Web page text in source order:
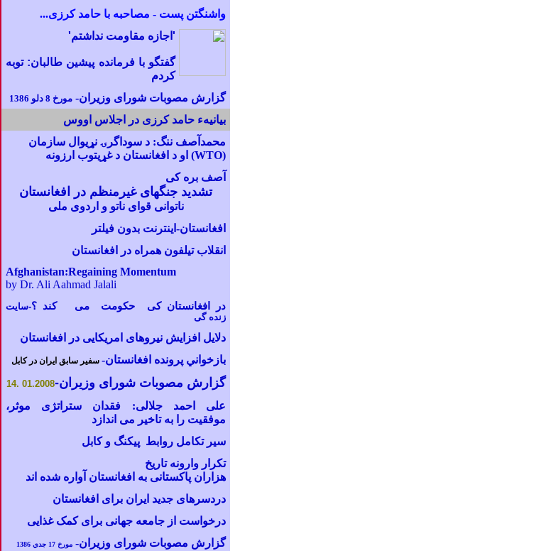
واشنگتن پست - مصاحبه با حامد کرزی...
'اجازه مقاومت نداشتم'
گفتگو با فرمانده پیشین طالبان: توبه
کردم
گزارش مصوبات شورای وزیران- مورخ 8 دلو 1386
بیانیهء حامد کرزی در اجلاس اووس
محمدآصف ننگ: د سوداگرۍ نړيوال سازمان
(WTO) او د افغانستان د غړيتوب ارزونه
آصف بره کی
تشدید جنگهای غیرمنظم در افغانستان
ناتوانی قوای ناتو و اردوی ملی
افغانستان- اينترنت بدون فيلتر
انقلابتیلفون همراه در افغانستان
Afghanistan:Regaining Momentum
by Dr. Ali Aahmad Jalali
در افغانستان کی حکومت می کند ؟-سایت
زنده گی
دلایل افزایش نیروهای مریکایی در افغانستان
بازخواني پرونده افغانستان- سفير سابق ايران در كابل
گزارش مصوبات شورای وزیران-
01.2008 .
14
علی احمد جلالی: فقدان ستراتژی موثر،
موفقیت را به تاخیر می اندازد
سیر تکامل روابط پیکنگ و کابل
تکرار وارونه تاریخ
هزاران پاکستانی به افغانستان آواره شده اند
دردسرهای جدید ایران برای افغانستان
درخواست از جامعه جهانی برای کمک غذایی
گزارش مصوبات شورای وزیران- مورخ 17 جدي 1386